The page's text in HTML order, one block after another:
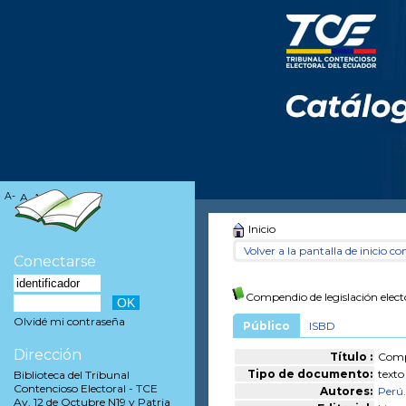
Inicio
Volver a la pantalla de inicio
Compendio de legislación
Público ISBD
Título :
Tipo de documento:
Autores:
A- A A+
Conectarse
Olvidé mi contraseña
Dirección
Biblioteca del Tribunal
Contencioso Electoral - TCE
Av. 12 de Octubre N19 y Patria